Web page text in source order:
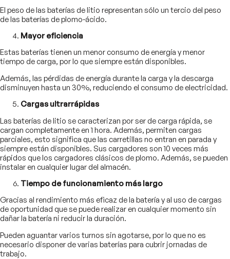
El peso de las baterías de litio representan sólo un tercio del peso
de las baterías de plomo-ácido.
Mayor eficiencia
Estas baterías tienen un menor consumo de energía y menor
tiempo de carga, por lo que siempre están disponibles.
Además, las pérdidas de energía durante la carga y la descarga
disminuyen hasta un 30%, reduciendo el consumo de electricidad.
Cargas ultrarrápidas
Las baterías de litio se caracterizan por ser de carga rápida, se
cargan completamente en 1 hora. Además, permiten cargas
parciales, esto significa que las carretillas no entran en parada y
siempre están disponibles. Sus cargadores son 10 veces más
rápidos que los cargadores clásicos de plomo. Además, se pueden
instalar en cualquier lugar del almacén.
Tiempo de funcionamiento más largo
Gracias al rendimiento más eficaz de la batería y al uso de cargas
de oportunidad que se puede realizar en cualquier momento sin
dañar la batería ni reducir la duración.
Pueden aguantar varios turnos sin agotarse, por lo que no es
necesario disponer de varias baterías para cubrir jornadas de
trabajo.